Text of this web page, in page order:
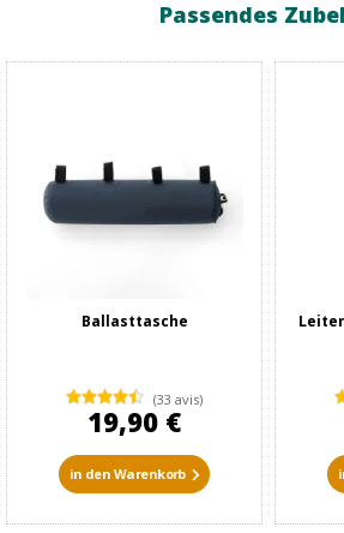
Passendes
Ballasttasche
(33 avis)
19,90 €
in den Warenkorb